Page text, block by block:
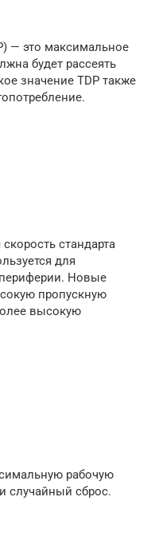
— это максимальное
будет рассеять
значение TDP также
стандарта
для
Новые
пропускную
высокую
рабочую
случайный сброс.